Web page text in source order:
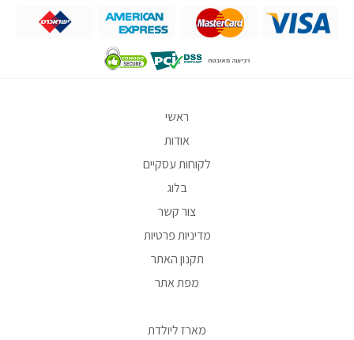
ראשי
אודות
לקוחות עסקיים
בלוג
צור קשר
מדיניות פרטיות
תקנון האתר
מפת אתר
מארז ליולדת